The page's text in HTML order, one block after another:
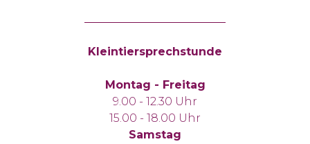
Kleintiersprechstunde
Montag - Freitag
9.00 - 12.30 Uhr
15.00 - 18.00 Uhr
Samstag